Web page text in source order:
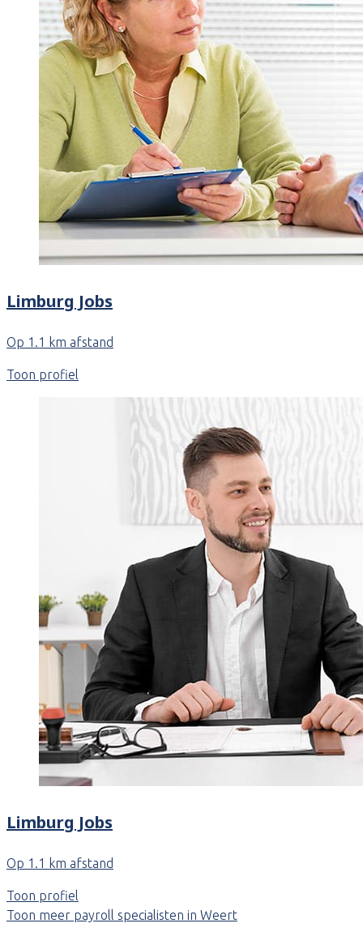
Limburg Jobs
Op 1.1 km afstand
Toon profiel
Limburg Jobs
Op 1.1 km afstand
Toon profiel
Toon meer payroll specialisten in Weert